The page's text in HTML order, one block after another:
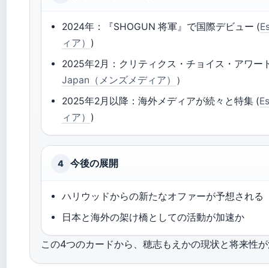
2024年：『SHOGUN 将軍』で国際デビュー (
ィア） )
2025年2月：クリティクス・チョイス・アワー
Japan（メンズメディア） ）
2025年2月以降：海外メディアが続々と特集 (
ィア） )
4 今後の展開
ハリウッドからの新たなオファーが予想される
日本と海外の架け橋としての活動が加速か
この4つのカードから、穂志もえかの現状と将来性